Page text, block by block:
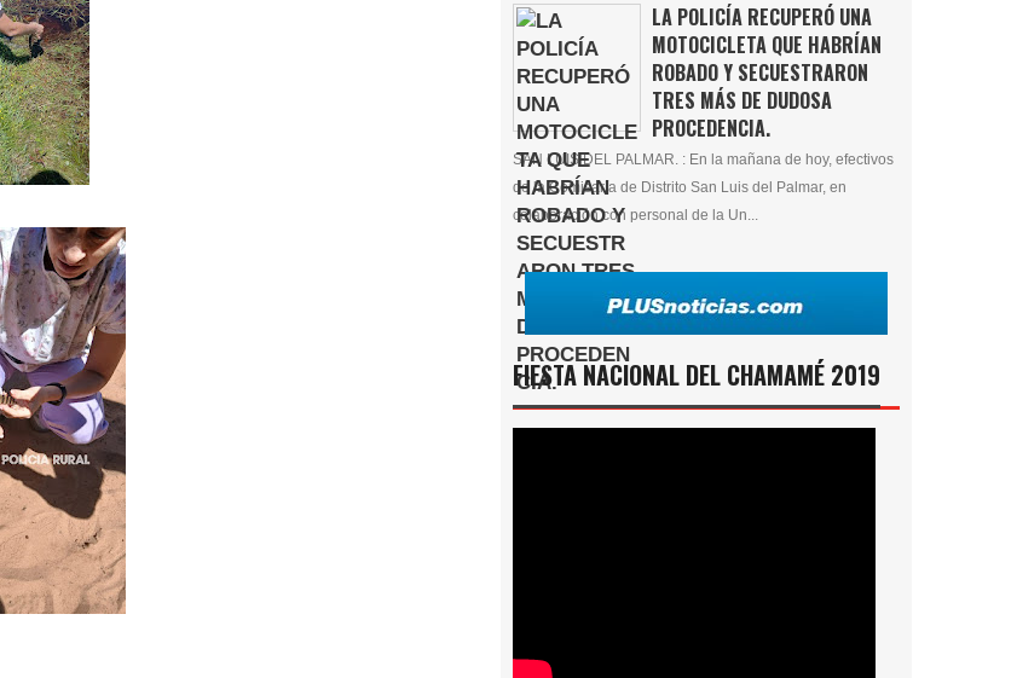
LA POLICÍA RECUPERÓ UNA
MOTOCICLETA QUE HABRÍAN
ROBADO Y SECUESTRARON
TRES MÁS DE DUDOSA
PROCEDENCIA.
SAN LUIS DEL PALMAR. : En la mañana de hoy, efectivos
de la Comisaría de Distrito San Luis del Palmar, en
colaboración con personal de la Un...
FIESTA NACIONAL DEL CHAMAMÉ 2019